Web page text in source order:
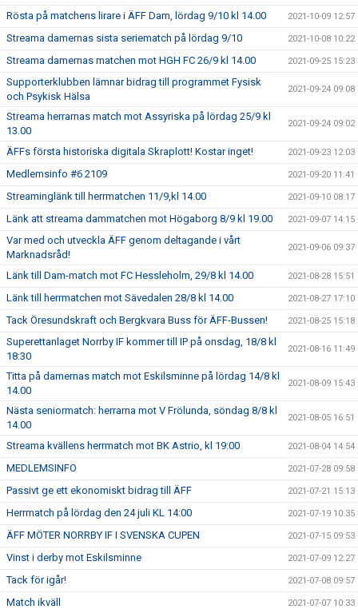
Rösta på matchens lirare i ÄFF Dam, lördag 9/10 kl 14.00 2021-10-09 12:57
Streama damernas sista seriematch på lördag 9/10 2021-10-08 10:22
Streama damernas matchen mot HGH FC 26/9 kl 14.00 2021-09-25 15:23
Supporterklubben lämnar bidrag till programmet Fysisk
och Psykisk Hälsa
2021-09-24 09:08
Streama herrarnas match mot Assyriska på lördag 25/9 kl
13.00
2021-09-24 09:02
ÄFFs första historiska digitala Skraplott! Kostar inget! 2021-09-23 12:03
Medlemsinfo #6 2109 2021-09-20 11:41
Streaminglänk till herrmatchen 11/9,kl 14.00 2021-09-10 08:17
Länk att streama dammatchen mot Högaborg 8/9 kl 19.00 2021-09-07 14:15
Var med och utveckla ÄFF genom deltagande i vårt
Marknadsråd!
2021-09-06 09:37
Länk till Dam-match mot FC Hessleholm, 29/8 kl 14.00 2021-08-28 15:51
Länk till herrmatchen mot Sävedalen 28/8 kl 14.00 2021-08-27 17:10
Tack Öresundskraft och Bergkvara Buss för ÄFF-Bussen! 2021-08-25 15:18
Superettanlaget Norrby IF kommer till IP på onsdag, 18/8 kl
18:30
2021-08-16 11:49
Titta på damernas match mot Eskilsminne på lördag 14/8 kl
14.00
2021-08-09 15:43
Nästa seniormatch: herrarna mot V Frölunda, söndag 8/8 kl
14.00
2021-08-05 16:51
Streama kvällens herrmatch mot BK Astrio, kl 19:00 2021-08-04 14:54
MEDLEMSINFO 2021-07-28 09:58
Passivt ge ett ekonomiskt bidrag till ÄFF 2021-07-21 15:13
Herrmatch på lördag den 24 juli KL 14:00 2021-07-19 10:35
ÄFF MÖTER NORRBY IF I SVENSKA CUPEN 2021-07-15 09:53
Vinst i derby mot Eskilsminne 2021-07-09 12:27
Tack för igår! 2021-07-08 09:57
Match ikväll 2021-07-07 10:33